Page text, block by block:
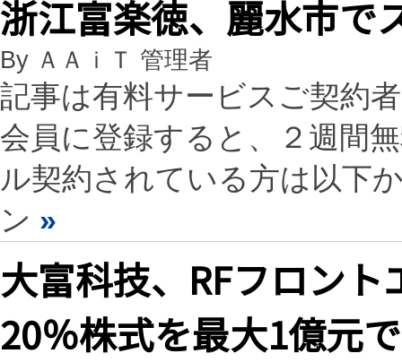
浙江富楽徳、麗水市で
By ＡＡｉＴ 管理者
記事は有料サービスご契約
会員に登録すると、２週間
ル契約されている方は以下
ン »
大富科技、RFフロン
20％株式を最大1億元